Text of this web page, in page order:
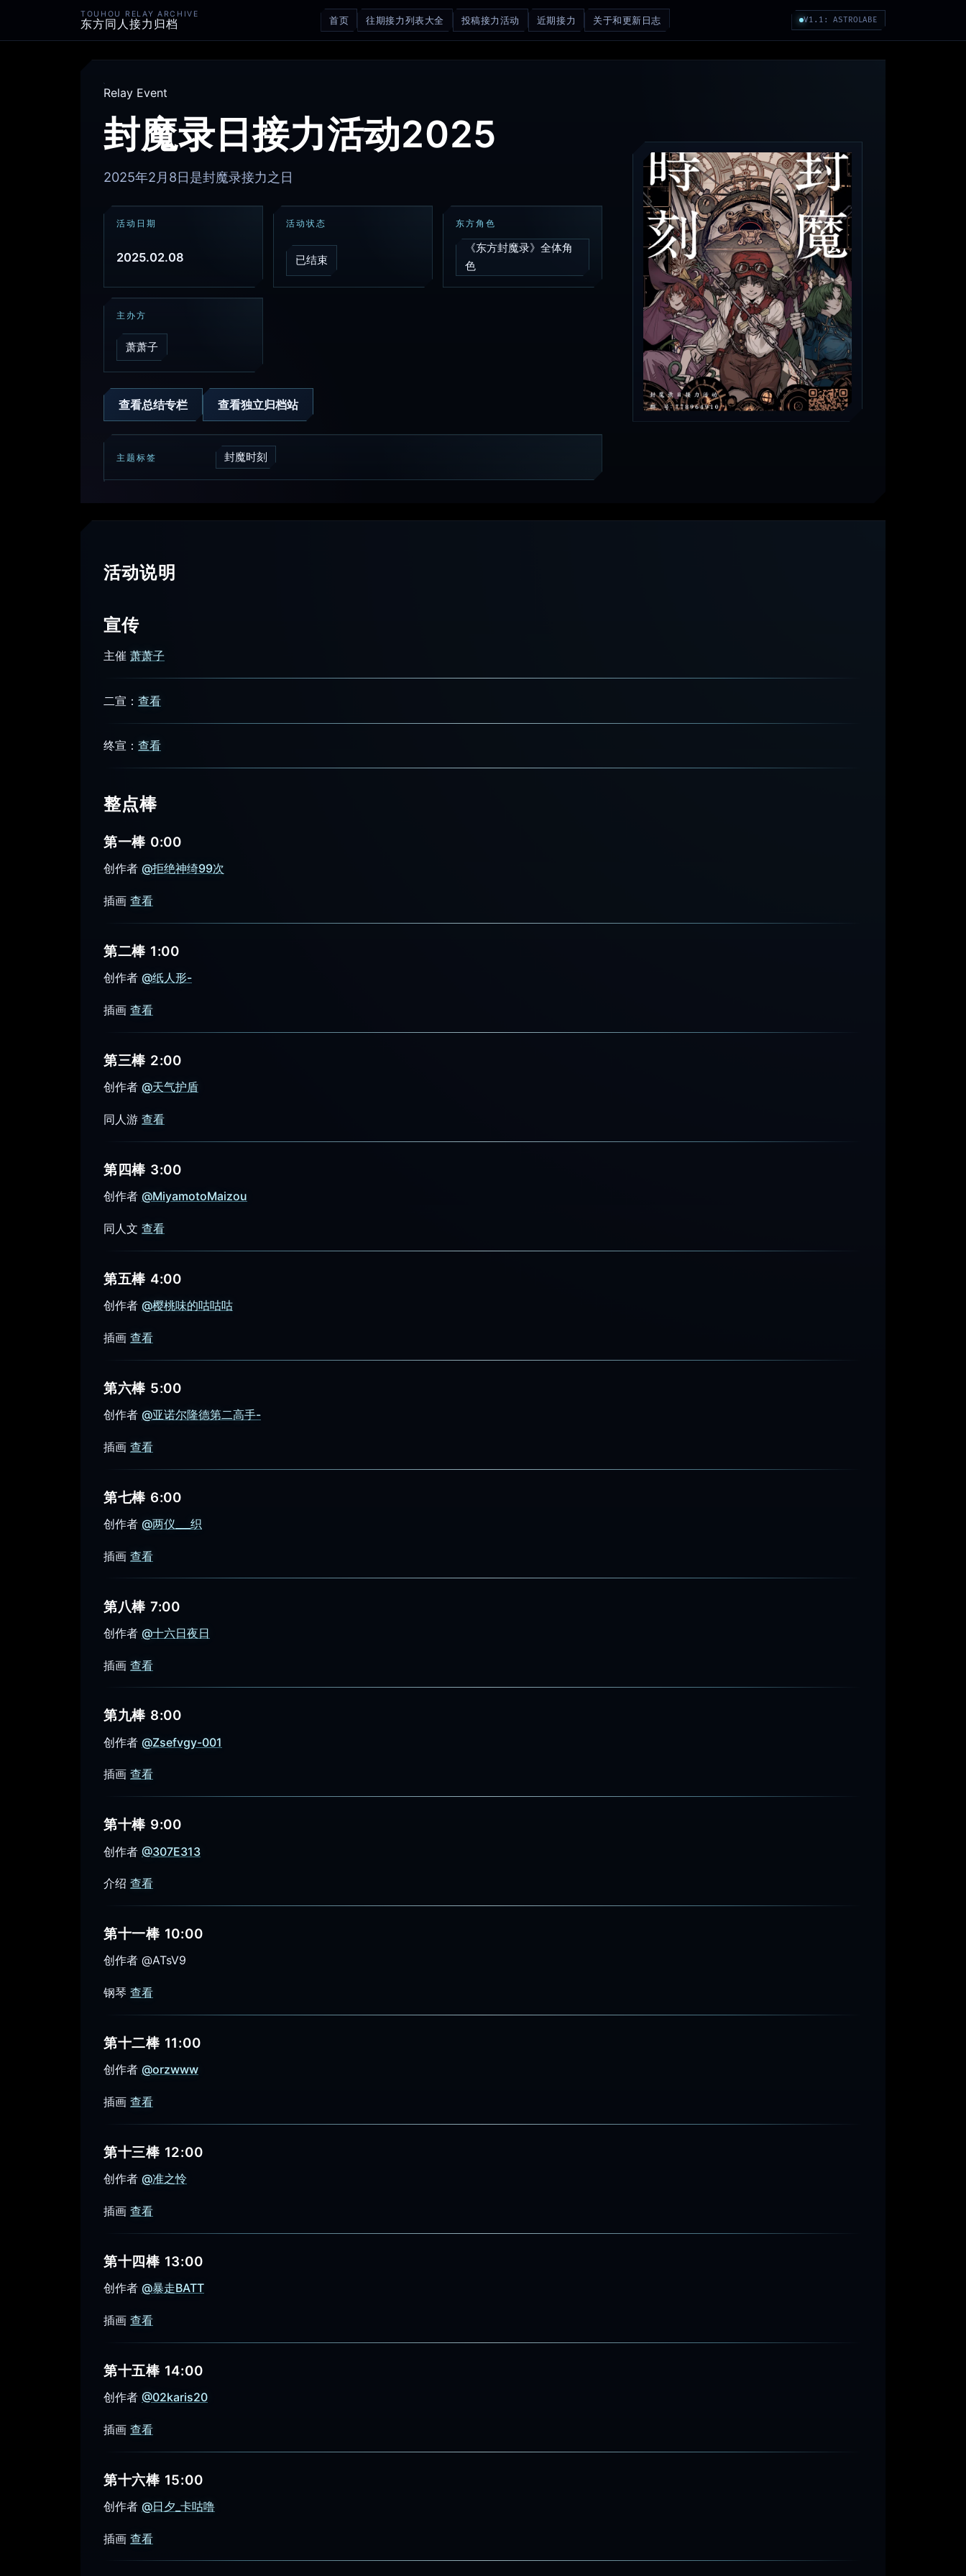
TOUHOU RELAY ARCHIVE
东方同人接力归档 首页 往期接力列表大全 投稿接力活动 近期接力 关于和更新日志 V1.1: ASTROLABE
Relay Event
封魔录日接力活动2025
2025年2月8日是封魔录接力之日
活动日期
2025.02.08
活动状态
已结束
东方角色
《东方封魔录》全体角
色
主办方
萧萧子
查看总结专栏 查看独立归档站
主题标签 封魔时刻
活动说明
宣传
主催 萧萧子
二宣： 查看
终宣： 查看
整点棒
第一棒 0:00
创作者 @拒绝神绮99次
插画 查看
第二棒 1:00
创作者 @纸人形-
插画 查看
第三棒 2:00
创作者 @天气护盾
同人游 查看
第四棒 3:00
创作者 @MiyamotoMaizou
同人文 查看
第五棒 4:00
创作者 @樱桃味的咕咕咕
插画 查看
第六棒 5:00
创作者 @亚诺尔隆德第二高手-
插画 查看
第七棒 6:00
创作者 @两仪___织
插画 查看
第八棒 7:00
创作者 @十六日夜日
插画 查看
第九棒 8:00
创作者 @Zsefvgy-001
插画 查看
第十棒 9:00
创作者 @307E313
介绍 查看
第十一棒 10:00
创作者 @ATsV9
钢琴 查看
第十二棒 11:00
创作者 @orzwww
插画 查看
第十三棒 12:00
创作者 @准之怜
插画 查看
第十四棒 13:00
创作者 @暴走BATT
插画 查看
第十五棒 14:00
创作者 @02karis20
插画 查看
第十六棒 15:00
创作者 @日夕_卡咕噜
插画 查看